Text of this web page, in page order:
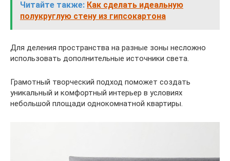
Читайте также: Как сделать идеальную
полукруглую стену из гипсокартона
Для деления пространства на разные зоны несложно
использовать дополнительные источники света.
Грамотный творческий подход поможет создать
уникальный и комфортный интерьер в условиях
небольшой площади однокомнатной квартиры.